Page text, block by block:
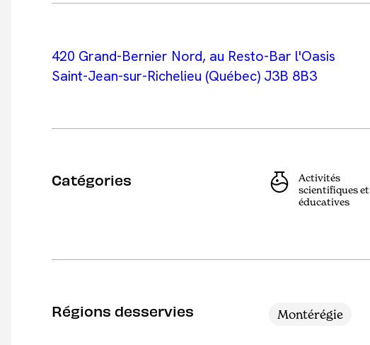
420 Grand-Bernier Nord, au Resto-Bar l'Oasis
Saint-Jean-sur-Richelieu (Québec) J3B 8B3
Catégories
Activités
scientifiques et
éducatives
Régions desservies Montérégie